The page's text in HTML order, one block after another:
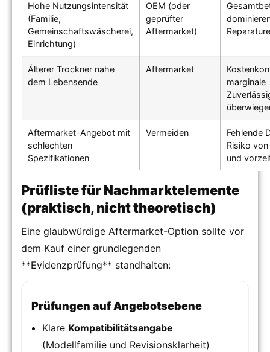
Hohe Nutzungsintensität
(Familie,
Gemeinschaftswäscherei,
Einrichtung)
OEM (oder
geprüfter
Aftermarket)
Älterer Trockner nahe
dem Lebensende
Aftermarket
marginale
Aftermarket-Angebot mit
schlechten
Spezifikationen
Vermeiden
Fehlende
Risiko
und
Prüfliste für Nachmarktelemente
(praktisch, nicht theoretisch)
Eine glaubwürdige Aftermarket-Option sollte vor
dem Kauf einer grundlegenden
**Evidenzprüfung** standhalten:
Prüfungen auf Angebotsebene
Klare Kompatibilitätsangabe
(Modellfamilie und Revisionsklarheit)